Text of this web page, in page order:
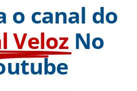
o canal do
Veloz No